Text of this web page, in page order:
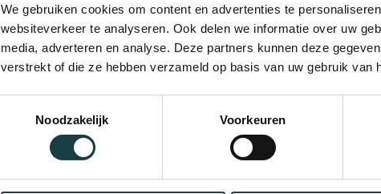
We gebruiken cookies om content en advertenties te
websiteverkeer te analyseren. Ook delen we informatie over uw
media, adverteren en analyse. Deze partners kunnen deze
verstrekt of die ze hebben verzameld op basis van uw gebruik van
Noodzakelijk
Voorkeuren